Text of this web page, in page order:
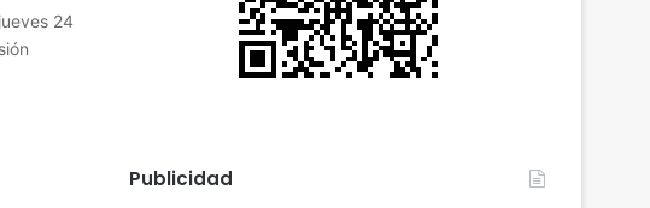
24
Publicidad